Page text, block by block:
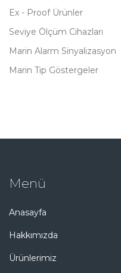
Ex - Proof Ürünler
Seviye Ölçüm Cihazları
Marin Alarm Sinyalizasyon
Marin Tip Göstergeler
Menü
Anasayfa
Hakkımızda
Ürünlerimiz